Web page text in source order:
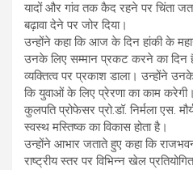
यादों और गांव तक कैद रहने पर चिंता
बढ़ावा देने पर जोर दिया।
उन्होंने कहा कि आज के दिन हांकी के
उनके लिए सम्मान प्रकट करने का दिन
व्यक्तित्व पर प्रकाश डाला। उन्होंने
कि युवाओं के लिए प्रेरणा का काम करेगी।
कुलपति प्रोफेसर प्रो.डॉ. निर्मला एस.
स्वस्थ मस्तिष्क का विकास होता है।
उन्होंने आभार जताते हुए कहा कि राजभवन,
राष्ट्रीय स्तर पर विभिन्न खेल